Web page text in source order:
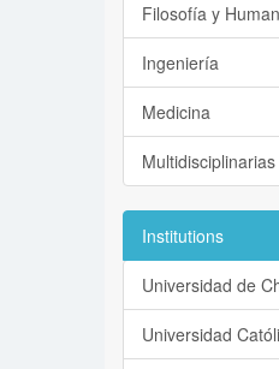
Filosofía y
Ingeniería
Medicina
Multidisciplinarias
Institutions
Universidad de
Universidad